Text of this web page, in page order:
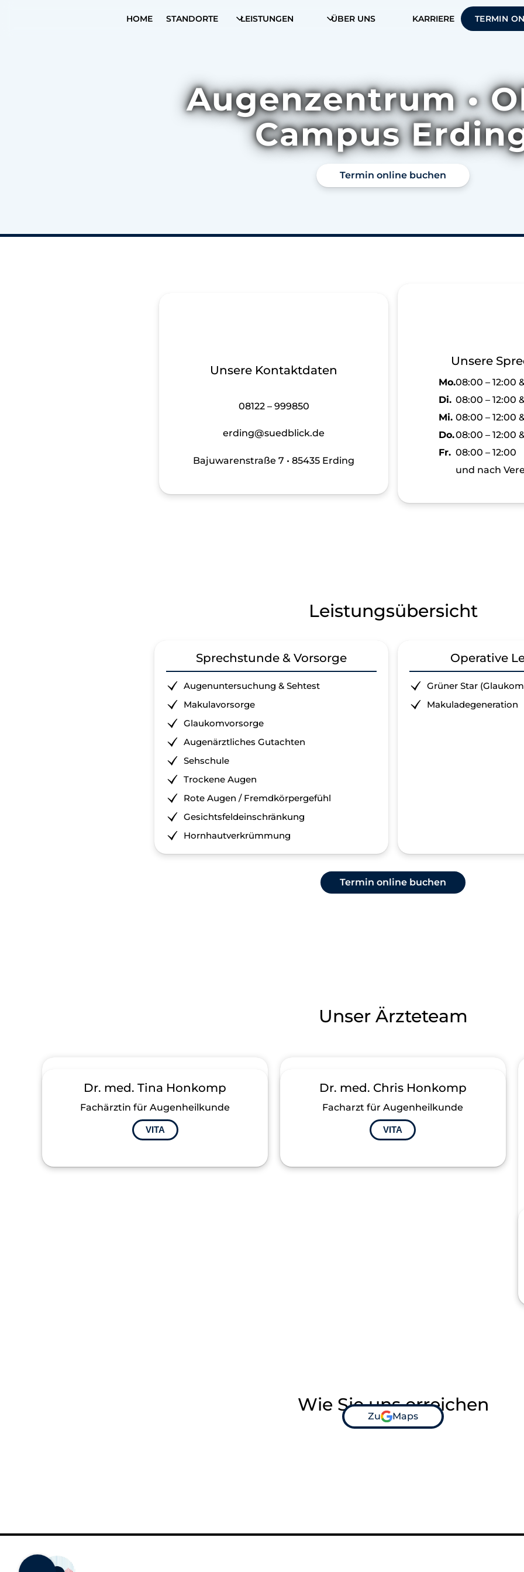
HOME STANDORTE LEISTUNGEN ÜBER UNS KARRIERE TERMIN
Augenzentrum •
Campus
Termin online buchen
Unsere Kontaktdaten
08122 – 999850
erding@suedblick.de
Bajuwarenstraße 7 • 85435 Erding
Unsere
Mo.
Di.
Mi.
Do.
Fr.
08:00 – 12:00
08:00 – 12:00
08:00 – 12:00
08:00 – 12:00
08:00 – 12:00
und nach
Leistungsübersicht
Sprechstunde & Vorsorge
Augenuntersuchung & Sehtest
Makulavorsorge
Glaukomvorsorge
Augenärztliches Gutachten
Sehschule
Trockene Augen
Rote Augen / Fremdkörpergefühl
Gesichtsfeldeinschränkung
Hornhautverkrümmung
Operative
Grüner Star
Makuladegeneration
Termin online buchen
Unser Ärzteteam
Dr. med. Tina Honkomp
Fachärztin für Augenheilkunde
VITA
Dr. med. Chris Honkomp
Facharzt für Augenheilkunde
VITA
Wie Sie uns erreichen
Zu Maps